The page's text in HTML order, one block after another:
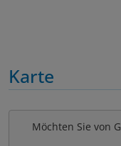
Karte
Möchten Sie von